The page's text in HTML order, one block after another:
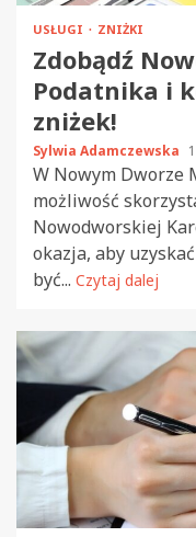
USŁUGI ZNIŻKI
Zdobądź
Podatnika i
zniżek!
Sylwia Adamczewska
W Nowym Dworze
możliwość
Nowodworskiej
okazja, aby
być... Czytaj dalej